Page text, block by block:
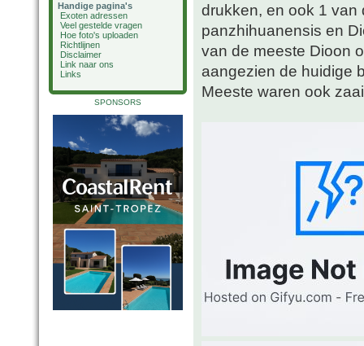
Handige pagina's
Exoten adressen
Veel gestelde vragen
Hoe foto's uploaden
Richtlijnen
Disclaimer
Link naar ons
Links
SPONSORS
drukken, en ook 1 van
panzhihuanensis en
van de meeste Dioon
aangezien de huidige
Meeste waren ook